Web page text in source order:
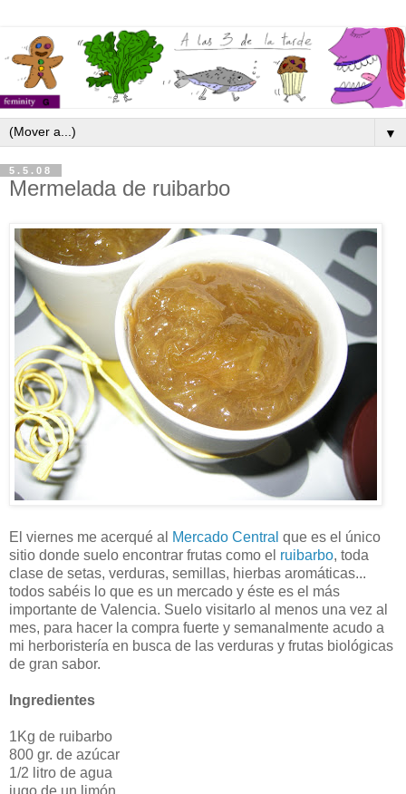
▼
5.5.08
Mermelada de ruibarbo
El viernes me acerqué al Mercado Central que es el único
sitio donde suelo encontrar frutas como el ruibarbo, toda
clase de setas, verduras, semillas, hierbas aromáticas...
todos sabéis lo que es un mercado y éste es el más
importante de Valencia. Suelo visitarlo al menos una vez al
mes, para hacer la compra fuerte y semanalmente acudo a
mi herboristería en busca de las verduras y frutas biológicas
de gran sabor.
Ingredientes
1Kg de ruibarbo
800 gr. de azúcar
1/2 litro de agua
jugo de un limón